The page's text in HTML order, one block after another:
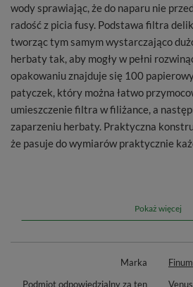
wody sprawiając, że do naparu nie
radość z picia fusy. Podstawa filtra
tworząc tym samym wystarczająco
herbaty tak, aby mogły w pełni
opakowaniu znajduje się 100
patyczek, który można łatwo
umieszczenie filtra w filiżance, a
zaparzeniu herbaty. Praktyczna
że pasuje do wymiarów praktycznie
Materiał wykonania: filtry:
Pokaż więcej
Marka
Finum
Podmiot odpowiedzialny za ten